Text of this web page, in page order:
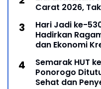
Carat 2026,
Hari Jadi ke-
Hadirkan
dan Ekonomi
Semarak HUT
Ponorogo
Sehat dan